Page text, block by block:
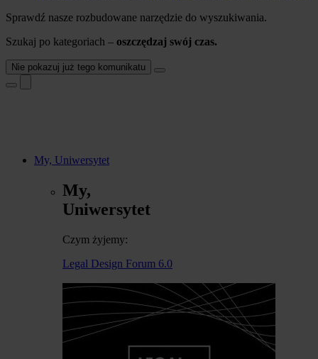
Sprawdź nasze rozbudowane narzędzie do wyszukiwania.
Szukaj po kategoriach – oszczędzaj swój czas.
Nie pokazuj już tego komunikatu
My, Uniwersytet
My,
Uniwersytet
Czym żyjemy:
Legal Design Forum 6.0